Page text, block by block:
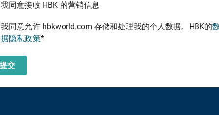
我同意接收 HBK 的营销信息
我同意允许 hbkworld.com 存储和处理我的个人数据。HBK的
据隐私政策*